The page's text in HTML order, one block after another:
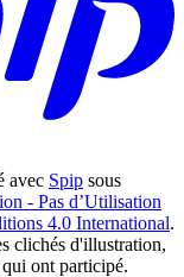
avec Spip sous
- Pas d’Utilisation
4.0 International.
clichés d'illustration,
ont participé.